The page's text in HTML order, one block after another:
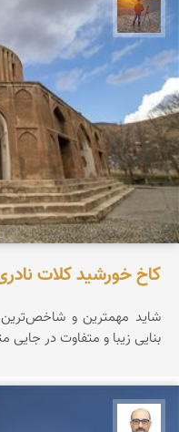
مهدی مخلصیان
کاخ خورشید کلات
شاید مهمترین و شاخص‌ترین
بنایی زیبا و متفاوت در جایی